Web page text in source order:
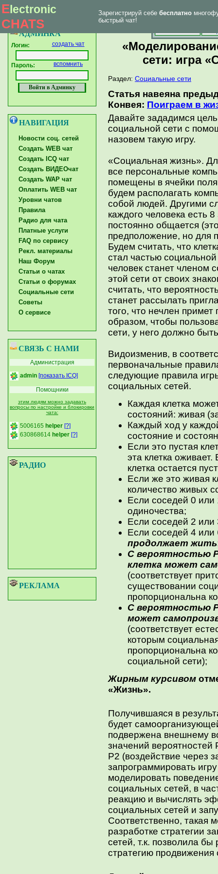
Electronic
CHATS
Зарегистрируй себе бесплатно
быстрый чат!
Главная страница| Форум тех. поддержки Впервые у
АДМИНКА
Логин: создать чат
Пароль: вспомнить
НАВИГАЦИЯ
Новости соц. сетей
Создать WEB чат
Создать ICQ чат
Создать ВИДЕОчат
Создать WAP чат
Оплатить WEB чат
Уровни чатов
Правила
Радио для чата
Платные услуги
FAQ по сервису
Рекл. материалы
Наш Форум
Статьи о чатах
Статьи о форумах
Социальные сети
Советы
О сервисе
СВЯЗЬ С НАМИ
Администрация
admin [показать ICQ]
Помощники
этим людям можно задавать
вопросы по настройке и блокировки
чата:
5006165 helper [?]
630868614 helper [?]
РАДИО
РЕКЛАМА
сети: игра
Раздел: Социальные сети
Статья навеяна
Конвея: Поиграем в
Давайте зададимся
социальной сети с
назовем такую игру.
«Социальная жизнь».
все персональные
помещены в ячейки
будем располагать
собой людей. Другими
каждого человека есть
постоянно общается
предположение, но для
Будем считать, что
стал частью
человек станет членом
этой сети от своих
считать, что
станет рассылать
того, что нечлен
образом, чтобы
сети, у него должно
Видоизменив, в
первоначальные
следующие правила
социальных сетей.
Каждая клетка
состояний: живая
Каждый ход у
состояние и
Если это пустая
эта клетка
клетка остается
Если же это живая
количество живых
Если соседей 0 или
одиночества;
Если соседей 2 или
Если соседей 4 или
продолжает жить
С вероятностью
клетка может
(соответствует
существовании
пропорциональна
С вероятностью
может
(соответствует
которым
пропорциональна
социальной сети);
Жирным курсивом
«Жизнь».
Получившаяся в
будет
подвержена внешнему
значений вероятностей
P2 (воздействие через
запрограммировать
моделировать
социальных сетей, в
реакцию и вычислять
социальных сетей и
Соответственно, такая
разработке стратегии
сетей, т.к. позволила
стратегию продвижения